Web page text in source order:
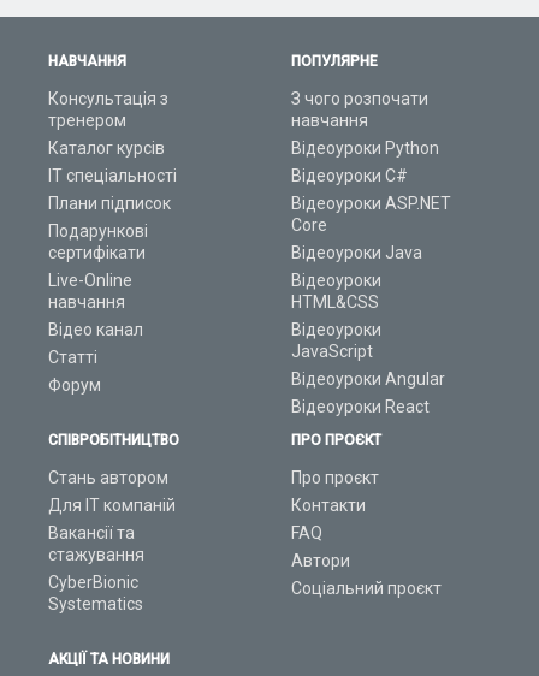
НАВЧАННЯ
Консультація з
тренером
Каталог курсів
ІТ спеціальності
Плани підписок
Подарункові
сертифікати
Live-Online
навчання
Відео канал
Статті
Форум
ПОПУЛЯРНЕ
З чого розпочати
навчання
Відеоуроки Python
Відеоуроки C#
Відеоуроки ASP.NET
Core
Відеоуроки Java
Відеоуроки
HTML&CSS
Відеоуроки
JavaScript
Відеоуроки Angular
Відеоуроки React
СПІВРОБІТНИЦТВО
Стань автором
Для ІТ компаній
Вакансії та
стажування
CyberBionic
Systematics
АКЦІЇ ТА НОВИНИ
ПРО ПРОЄКТ
Про проєкт
Контакти
FAQ
Автори
Соціальний проєкт